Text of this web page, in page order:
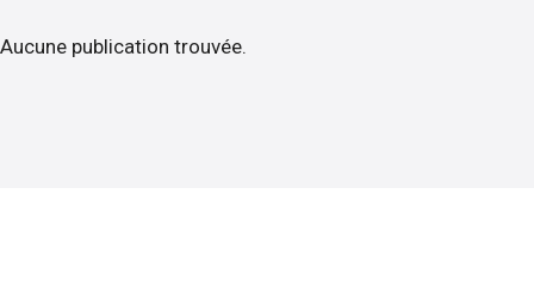
Aucune publication trouvée.